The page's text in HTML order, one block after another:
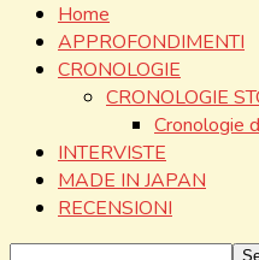
Home
APPROFONDIMENTI
CRONOLOGIE
CRONOLOGIE
Cronologie
INTERVISTE
MADE IN JAPAN
RECENSIONI